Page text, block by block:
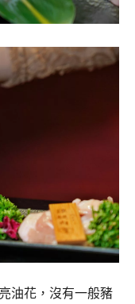
油花，沒有一般豬